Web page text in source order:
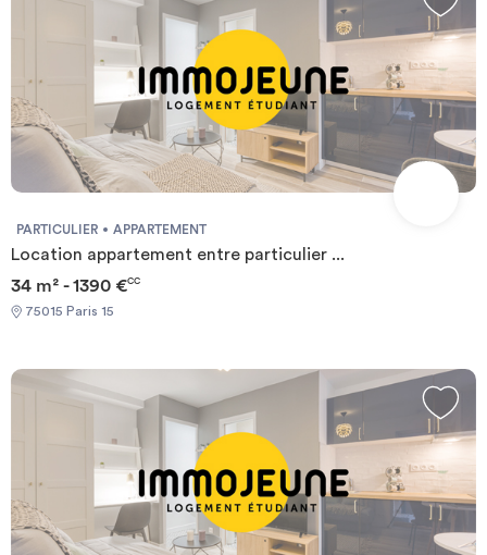
PARTICULIER APPARTEMENT
Location appartement entre particulier ...
34 m² - 1390 €CC
75015 Paris 15